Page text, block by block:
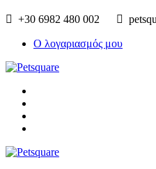
+30 6982 480 002
Ο λογαριασμός μου